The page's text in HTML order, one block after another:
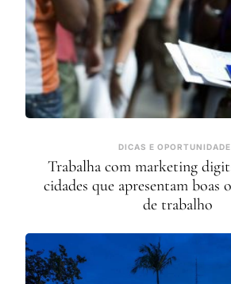
DICAS E
Trabalha com marketing
cidades que apresentam boas
de trabalho